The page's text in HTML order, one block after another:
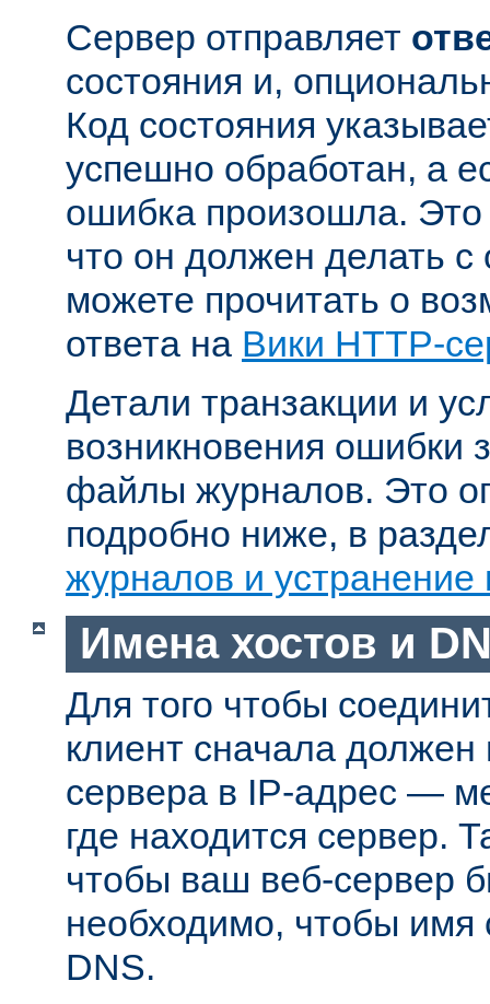
Сервер отправляет
состояния и,
Код состояния
успешно обработан, а
ошибка произошла. Это
что он должен делать
можете прочитать о
ответа на Вики HTTP-
Детали транзакции и
возникновения ошибки
файлы журналов. Это
подробно ниже, в
журналов и устранение
Имена хостов и
Для того чтобы
клиент сначала
сервера в IP-адрес —
где находится сервер.
чтобы ваш веб-сервер
необходимо, чтобы имя
DNS.